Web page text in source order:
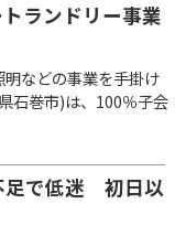
ランドリー事業
などの事業を手掛け
石巻市)は、100％子会
足で低迷 初日以